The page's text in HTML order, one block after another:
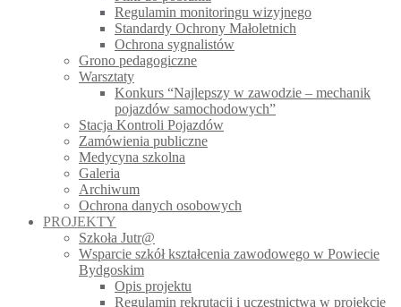
Regulamin monitoringu wizyjnego
Standardy Ochrony Małoletnich
Ochrona sygnalistów
Grono pedagogiczne
Warsztaty
Konkurs “Najlepszy w zawodzie – mechanik
pojazdów samochodowych”
Stacja Kontroli Pojazdów
Zamówienia publiczne
Medycyna szkolna
Galeria
Archiwum
Ochrona danych osobowych
PROJEKTY
Szkoła Jutr@
Wsparcie szkół kształcenia zawodowego w Powiecie
Bydgoskim
Opis projektu
Regulamin rekrutacji i uczestnictwa w projekcie